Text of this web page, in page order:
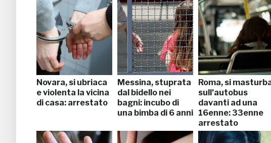
Novara, si ubriaca
e violenta la vicina
di casa: arrestato
Messina, stuprata
dal bidello nei
bagni: incubo di
una bimba di 6 anni
Roma, si
sull’autobus
davanti ad una
16enne: 33enne
arrestato